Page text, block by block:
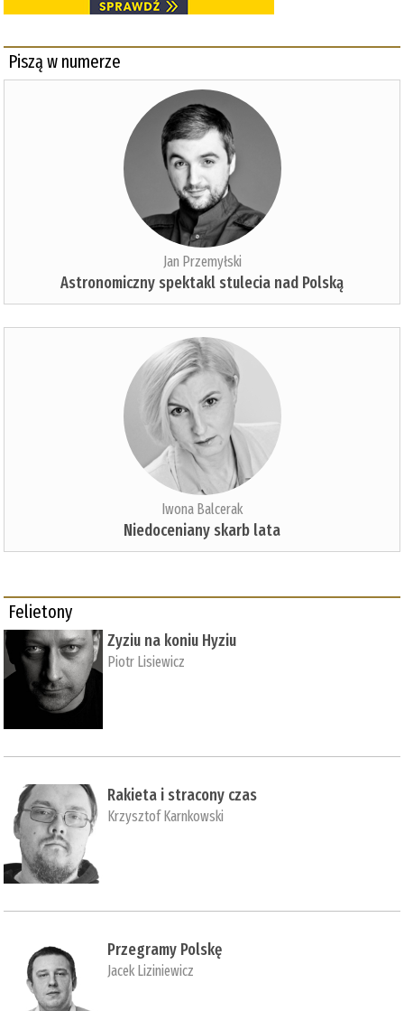
Piszą w numerze
Jan Przemyłski
Astronomiczny spektakl stulecia nad Polską
Iwona Balcerak
Niedoceniany skarb lata
Felietony
Zyziu na koniu Hyziu
Piotr Lisiewicz
Rakieta i stracony czas
Krzysztof Karnkowski
Przegramy Polskę
Jacek Liziniewicz